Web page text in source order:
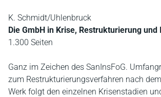
K. Schmidt/Uhlenbruck
Die GmbH in Krise, Restrukturierung und
1.300 Seiten
Ganz im Zeichen des SanInsFoG.
zum Restrukturierungsverfahren nach
Werk folgt den einzelnen Krisenstadien